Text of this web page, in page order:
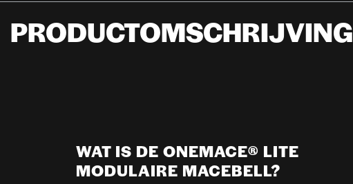
PRODUCTOMSCHRIJVING
WAT IS DE ONEMACE® LITE
MODULAIRE MACEBELL?